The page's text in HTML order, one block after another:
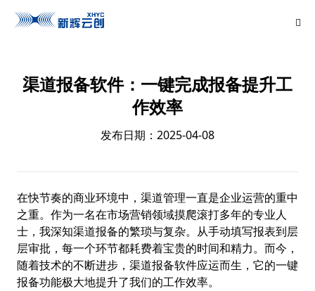
渠道报备软件：一键完成报备提升工
作效率
发布日期：2025-04-08
在快节奏的商业环境中，渠道管理一直是企业运营的重中
之重。作为一名在市场营销领域摸爬滚打多年的专业人
士，我深知渠道报备的繁琐与复杂。从手动填写报表到层
层审批，每一个环节都耗费着宝贵的时间和精力。而今，
随着技术的不断进步，渠道报备软件应运而生，它的一键
报备功能极大地提升了我们的工作效率。